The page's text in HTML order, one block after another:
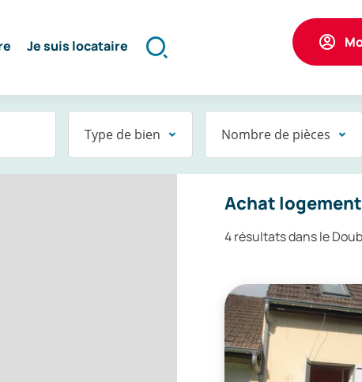
Je suis locataire
Formulaire
recherche
Type de bien Nombre de pièces
Achat
4 résultats dans le